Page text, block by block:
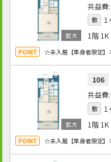
敷 1
1階
☆未入居【単身者限定】
106
敷 1
1階
☆未入居【単身者限定】